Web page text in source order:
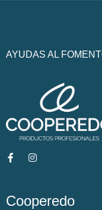
AYUDAS AL
Cooperedo